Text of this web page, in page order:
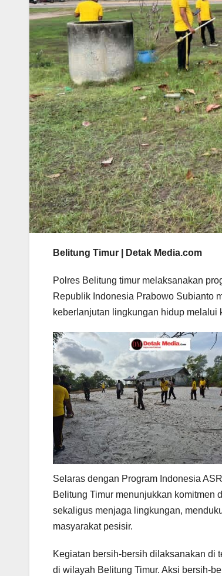
Belitung Timur | Detak Media.com
Polres Belitung timur melaksanakan
Republik Indonesia Prabowo Subianto
keberlanjutan lingkungan hidup melalui
Selaras dengan Program Indonesia
Belitung Timur menunjukkan komitmen
sekaligus menjaga lingkungan,
masyarakat pesisir.
Kegiatan bersih-bersih dilaksanakan di
di wilayah Belitung Timur. Aksi bersih-